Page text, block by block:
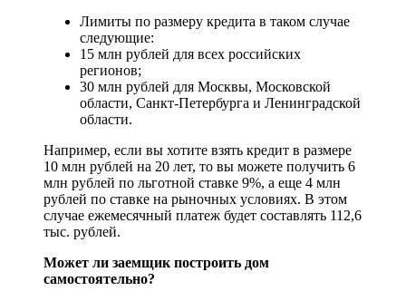
Лимиты по размеру кредита в таком случае
следующие:
15 млн рублей для всех российских
регионов;
30 млн рублей для Москвы, Московской
области, Санкт-Петербурга и Ленинградской
области.
Например, если вы хотите взять кредит в размере
10 млн рублей на 20 лет, то вы можете получить 6
млн рублей по льготной ставке 9%, а еще 4 млн
рублей по ставке на рыночных условиях. В этом
случае ежемесячный платеж будет составлять 112,6
тыс. рублей.
Может ли заемщик построить дом
самостоятельно?